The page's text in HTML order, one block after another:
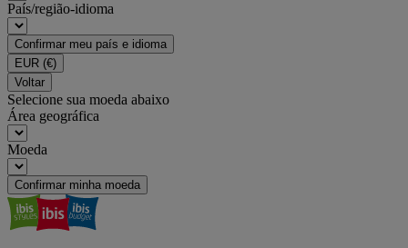
País/região-idioma
Confirmar meu país e idioma
EUR (€)
Voltar
Selecione sua moeda abaixo
Área geográfica
Moeda
Confirmar minha moeda